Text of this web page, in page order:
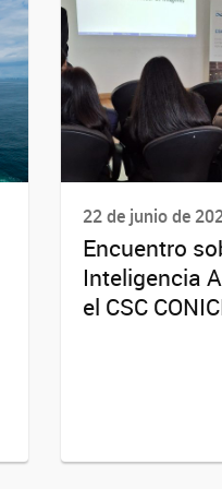
22 de junio de
Encuentro
Inteligencia
el CSC